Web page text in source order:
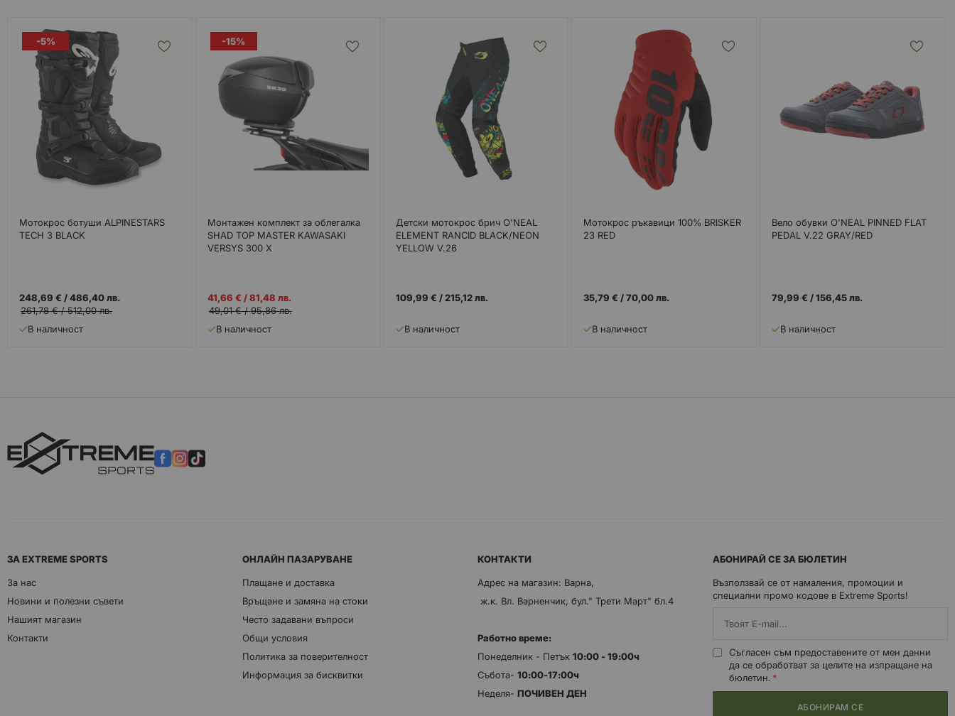
-5%
Мотокрос ботуши ALPINESTARS
TECH 3 BLACK
248,69 € /486,40 лв.
261,78 €/512,00 лв.
В наличност
-15%
Монтажен комплект за облегалка
SHAD TOP MASTER KAWASAKI
VERSYS 300 X
Промо
цена
41,66 € /81,48 лв.
49,01 €/95,86 лв.
В наличност
Детски мотокрос брич O'NEAL
ELEMENT RANCID BLACK/NEON
YELLOW V.26
109,99 € /215,12 лв.
В наличност
Мотокрос ръкавици 100% BRISKER
23 RED
35,79 € /70,00 лв.
В наличност
Вело обувки O'NEAL PINNED FLAT
PEDAL V.22 GRAY/RED
79,99 € /156,45 лв.
В наличност
ЗА EXTREME SPORTS
За нас
Новини и полезни съвети
Нашият магазин
Контакти
ОНЛАЙН ПАЗАРУВАНЕ
Плащане и доставка
Връщане и замяна на стоки
Често задавани въпроси
Общи условия
Политика за поверителност
Информация за бисквитки
КОНТАКТИ
Адрес на магазин: Варна,
ж.к. Вл. Варненчик, бул." Трети Март" бл.4
Работно време:
Понеделник - Петък 10:00 - 19:00ч
Събота- 10:00-17:00ч
Неделя- ПОЧИВЕН ДЕН
АБОНИРАЙ СЕ ЗА БЮЛЕТИН
Възползвай се от намаления, промоции и
специални промо кодове в Extreme Sports!
Съгласен съм предоставените от мен данни
да се обработват за целите на изпращане на
бюлетин.
АБОНИРАМ СЕ